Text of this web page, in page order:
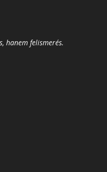
hanem felismerés.